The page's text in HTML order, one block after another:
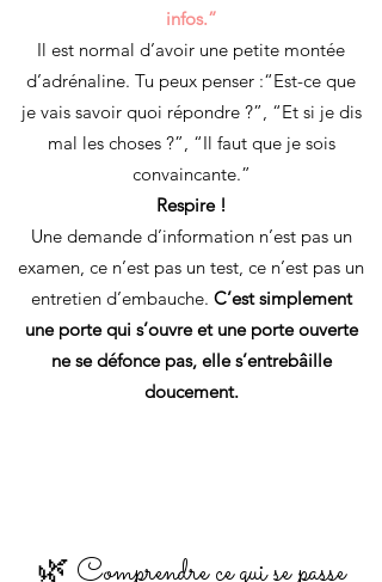
infos.”
Il est normal d’avoir une petite montée
d’adrénaline. Tu peux penser :“Est-ce que
je vais savoir quoi répondre ?”, “Et si je dis
mal les choses ?”, “Il faut que je sois
convaincante.”
Respire !
Une demande d’information n’est pas un
examen, ce n’est pas un test, ce n’est pas un
entretien d’embauche. C’est simplement
une porte qui s’ouvre et une porte ouverte
ne se défonce pas, elle s’entrebâille
doucement.